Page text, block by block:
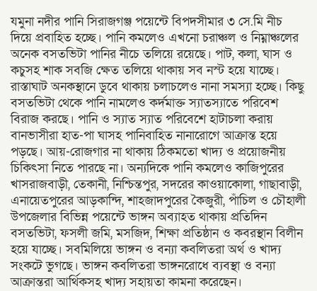
যমুনা নদীর পানি সিরাজগঞ্জ পয়েন্টে বিপদসীমার ৩ সে.মি নীচ
দিয়ে প্রবাহিত হচ্ছে। পানি কমলেও এখনো চরাঞ্চল ও নিম্নাঞ্চলের
অনেক বসতভিটা পানির নীচে তলিয়ে রয়েছে। পাট, কলা, ঘাস ও
কচুসহ শাক সবজি ক্ষেত তলিয়ে থাকায় সব নস্ট হয়ে যাচ্ছে।
রাস্তাঘাট অনকস্থানে ডুবে থাকায় চলাচলেও নানা সমস্যা হচ্ছে। কিছু
বসতভিটা থেকে পানি নামলেও কর্দমাক্ত স্যাতস্যাতে পরিবেশ
বিরাজ করছে। পানি ও স্যাত স্যাত পরিবেশে হাটাচলা করায়
বানভাসীরা হাত-পা ঘাসহ পানিবাহিত নানারোগে আক্রান্ত হয়ে
পড়ছে। আয়-রোজগার না থাকায় ঠিকমতো খাদ্য ও প্রয়োজনীয়
চিকিৎসা নিতে পারছে না। অন্যদিকে পানি কমলেও কাজিপুরের
খাসরাজবাড়ী, তেকানী, নিশ্চিন্তপুর, সদরের কাওয়াকোলা, গাছাবাড়ী,
এনায়েতপুরের আড়কান্দি, শাহজাদপুরের কৈজুরী, পাঁচিল ও চৌহালী
উপজেলার বিভিন্ন পয়েন্টে ভাঙ্গন অব্যাহত থাকায় প্রতিদিন
বসতভিটা, ফসলী জমি, মসজিদ, শিক্ষা প্রতিষ্ঠান ও কবরস্থান বিলীন
হয়ে যাচ্ছে। সবমিলিয়ে ভাঙ্গন ও বন্যা কবলিতরা অর্থ ও খাদ্য
সংকটে ভুগছে। ভাঙ্গন কবলিতরা ভাঙ্গনরোধে ব্যবস্থা ও বন্যা
আক্রান্তরা আর্থিকসহ খাদ্য সহায়তা কামনা করেছেন।